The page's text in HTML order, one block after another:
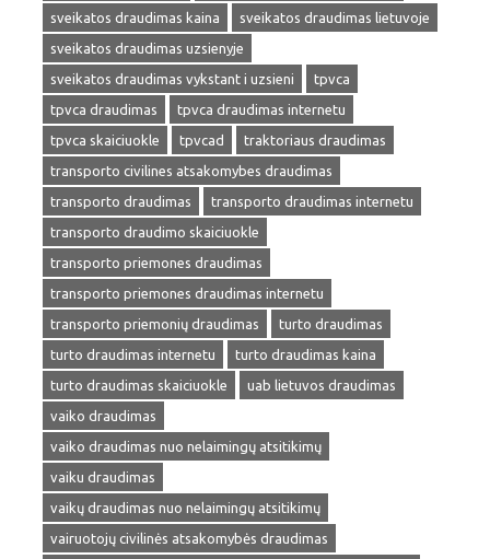
sveikatos draudimas kaina
sveikatos draudimas lietuvoje
sveikatos draudimas uzsienyje
sveikatos draudimas vykstant i uzsieni
tpvca
tpvca draudimas
tpvca draudimas internetu
tpvca skaiciuokle
tpvcad
traktoriaus draudimas
transporto civilines atsakomybes draudimas
transporto draudimas
transporto draudimas internetu
transporto draudimo skaiciuokle
transporto priemones draudimas
transporto priemones draudimas internetu
transporto priemonių draudimas
turto draudimas
turto draudimas internetu
turto draudimas kaina
turto draudimas skaiciuokle
uab lietuvos draudimas
vaiko draudimas
vaiko draudimas nuo nelaimingų atsitikimų
vaiku draudimas
vaikų draudimas nuo nelaimingų atsitikimų
vairuotojų civilinės atsakomybės draudimas